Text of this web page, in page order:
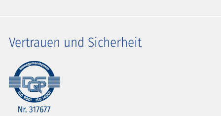
Vertrauen und Sicherheit